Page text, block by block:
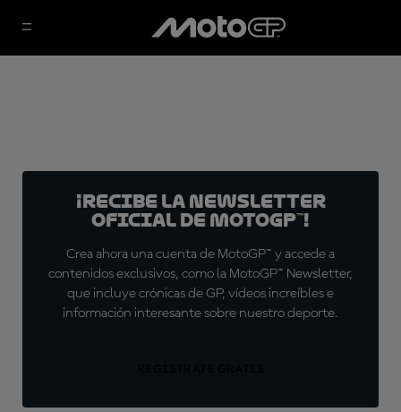
¡Recibe la Newsletter
oficial de MotoGP™!
Crea ahora una cuenta de MotoGP™ y accede a
contenidos exclusivos, como la MotoGP™ Newsletter,
que incluye crónicas de GP, vídeos increíbles e
información interesante sobre nuestro deporte.